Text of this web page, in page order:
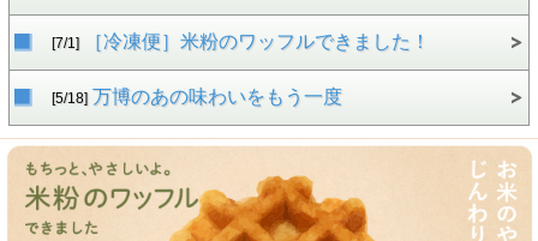
[7/1]［冷凍便］米粉のワッフルできました！
[5/18]万博のあの味わいをもう一度